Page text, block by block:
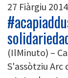
27 Fiàrgiu 2014
(IlMinuto) –
S'assòtziu Arc